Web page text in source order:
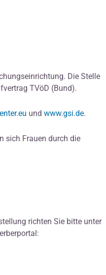
Die Stelle
TVöD (Bund).
und www.gsi.de.
sich Frauen durch die
richten Sie bitte unter